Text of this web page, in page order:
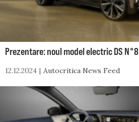
Prezentare: noul model electric DS N°8
12.12.2024 Autocritica News Feed